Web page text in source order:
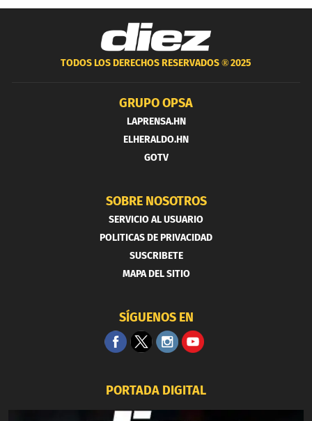
TODOS LOS DERECHOS RESERVADOS ®2025
GRUPO OPSA
LAPRENSA.HN
ELHERALDO.HN
GOTV
SOBRE NOSOTROS
SERVICIO AL USUARIO
POLITICAS DE PRIVACIDAD
SUSCRIBETE
MAPA DEL SITIO
SÍGUENOS EN
PORTADA DIGITAL